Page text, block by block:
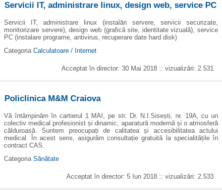
Servicii IT, administrare linux, design web, service PC
Servicii IT, administrare linux (instalări servere, servicii securizate,
monitorizare servere), design web (grafică site, identitate vizuală), service
PC (instalare programe, antivirus, recuperare date hard disk)
Categoria Calculatoare / Internet
Acceptat în director: 30 Mai 2018 :: vizualizări: 2.531
Policlinica M&M Craiova
Vă întâmpinăm în cartierul 1 MAI, pe str. Dr. N.I.Sisești, nr. 19A, cu un
colectiv medical profesionist și dinamic, aparatură modernă și o atmosferă
călduroasă. Suntem preocupați de calitatea și accesibilitatea actului
medical. În acest sens, asigurăm consultație gratuită la specialitățile în
contract CAS.
Categoria Sănătate
Acceptat în director: 5 Iun 2018 :: vizualizări: 2.533